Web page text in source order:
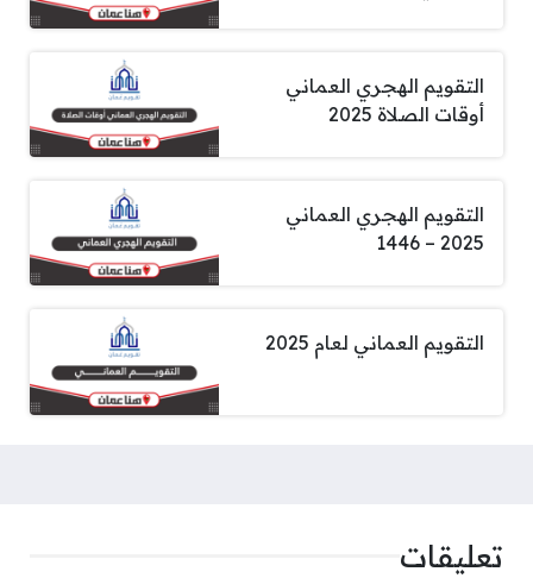
التقويم الهجري العماني
أوقات الصلاة 2025
التقويم الهجري العماني
2025 – 1446
التقويم العماني لعام 2025
تعليقات